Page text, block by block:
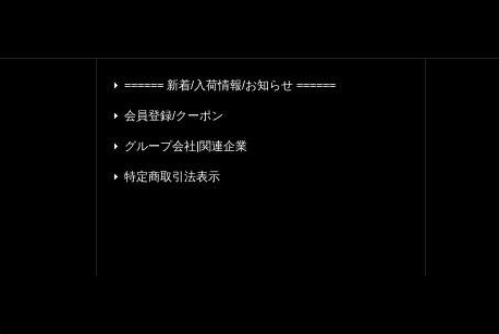
====== 新着/入荷情報/お知らせ ======
会員登録/クーポン
グループ会社|関連企業
特定商取引法表示